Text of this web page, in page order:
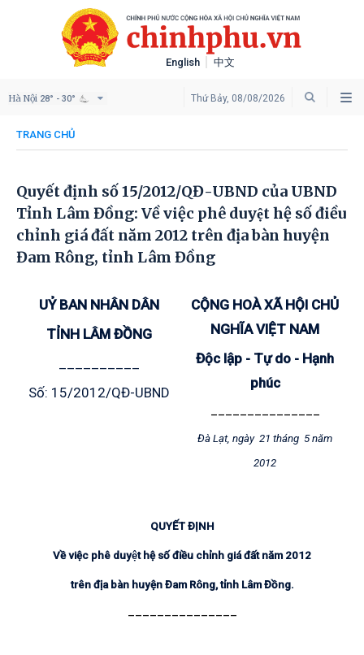
English 中文
Thứ Bảy, 08/08/2026
Hà Nội 28° - 30°
TRANG CHỦ
Quyết định số 15/2012/QĐ-UBND của UBND
Tỉnh Lâm Đồng: Về việc phê duyệt hệ số điều
chỉnh giá đất năm 2012 trên địa bàn huyện
Đam Rông, tỉnh Lâm Đồng
UỶ BAN NHÂN DÂN
TỈNH LÂM ĐỒNG
Số: 15/2012/QĐ-UBND
CỘNG HOÀ XÃ HỘI CHỦ
NGHĨA VIỆT NAM
Độc lập - Tự do - Hạnh
phúc
Đà Lạt, ngày 21 tháng 5 năm
2012
QUYẾT ĐỊNH
Về việc phê duyệt hệ số điều chỉnh giá đất năm 2012
trên địa bàn huyện Đam Rông, tỉnh Lâm Đồng.